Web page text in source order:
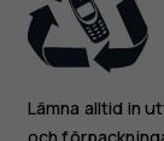
Lämna alltid in